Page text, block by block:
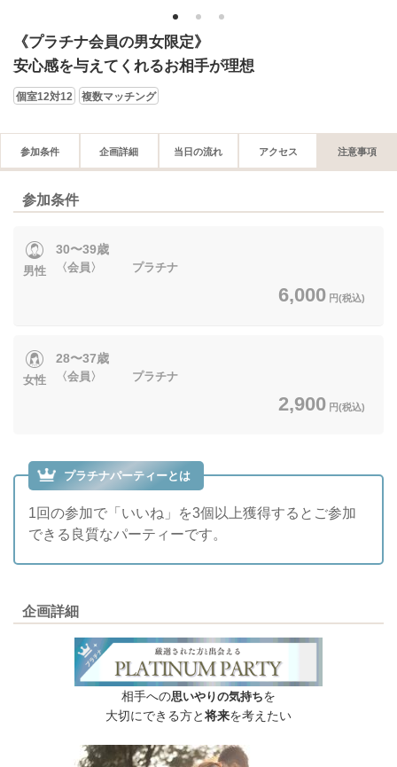
1 2 3
《プラチナ会員の男女限定》
安心感を与えてくれるお相手が理想
個室12対12 複数マッチング
参加条件 企画詳細 当日の流れ アクセス 注意事項
参加条件
男性
30〜39歳
〈会員〉 プラチナ
6,000 円(税込)
女性
28〜37歳
〈会員〉 プラチナ
2,900 円(税込)
プラチナパーティーとは
1回の参加で「いいね」を3個以上獲得するとご参加
できる良質なパーティーです。
企画詳細
相手への思いやりの気持ちを
大切にできる方と将来を考えたい